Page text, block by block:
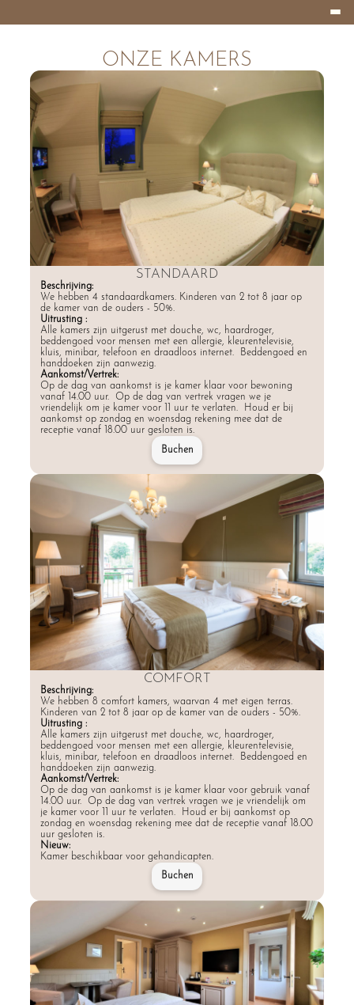
EIFELLAND
ONZE KAMERS
Alle
Zimmer
STANDAARD
Beschrijving:
We hebben 4 standaardkamers. Kinderen van 2 tot 8 jaar op
de kamer van de ouders - 50%.
Uitrusting :
Alle kamers zijn uitgerust met douche, wc, haardroger,
beddengoed voor mensen met een allergie, kleurentelevisie,
kluis, minibar, telefoon en draadloos internet. Beddengoed en
handdoeken zijn aanwezig.
Aankomst/Vertrek:
Op de dag van aankomst is je kamer klaar voor bewoning
vanaf 14.00 uur. Op de dag van vertrek vragen we je
vriendelijk om je kamer voor 11 uur te verlaten. Houd er bij
aankomst op zondag en woensdag rekening mee dat de
receptie vanaf 18.00 uur gesloten is.
Buchen
COMFORT
Beschrijving:
We hebben 8 comfort kamers, waarvan 4 met eigen terras.
Kinderen van 2 tot 8 jaar op de kamer van de ouders - 50%.
Uitrusting :
Alle kamers zijn uitgerust met douche, wc, haardroger,
beddengoed voor mensen met een allergie, kleurentelevisie,
kluis, minibar, telefoon en draadloos internet. Beddengoed en
handdoeken zijn aanwezig.
Aankomst/Vertrek:
Op de dag van aankomst is je kamer klaar voor gebruik vanaf
14.00 uur. Op de dag van vertrek vragen we je vriendelijk om
je kamer voor 11 uur te verlaten. Houd er bij aankomst op
zondag en woensdag rekening mee dat de receptie vanaf 18.00
uur gesloten is.
Nieuw:
Kamer beschikbaar voor gehandicapten.
Buchen